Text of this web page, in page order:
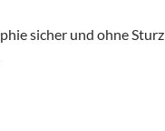
sicher und ohne Sturz